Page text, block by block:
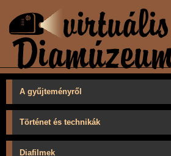
A gyűjteményről
Történet és technikák
Diafilmek